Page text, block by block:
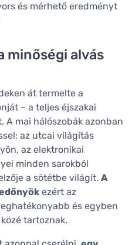
és mérhető eredményt
minőségi alvás
át termelte a
– a teljes éjszakai
A mai hálószobák azonban
az utcai világítás
az elektronikai
minden sarokból
a sötétbe világít. A
ezért az
és egyben
tartoznak.